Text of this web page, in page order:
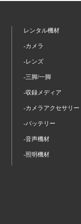
レンタル機材
-カメラ
-レンズ
-三脚/一脚
-収録メディア
-カメラアクセサリー
-バッテリー
-音声機材
-照明機材